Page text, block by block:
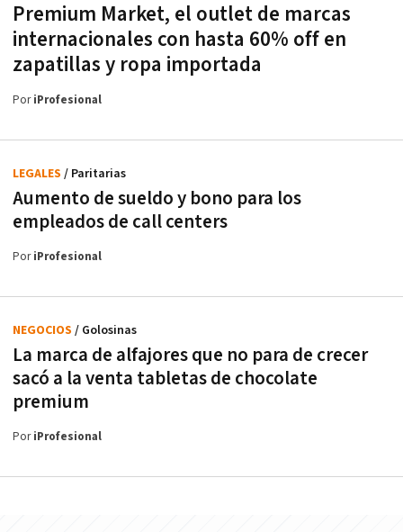
Premium Market, el outlet de marcas
internacionales con hasta 60% off en
zapatillas y ropa importada
PoriProfesional
Aumento de sueldo y bono para los
empleados de call centers
LEGALES / Paritarias
PoriProfesional
La marca de alfajores que no para de crecer
sacó a la venta tabletas de chocolate
premium
NEGOCIOS / Golosinas
PoriProfesional